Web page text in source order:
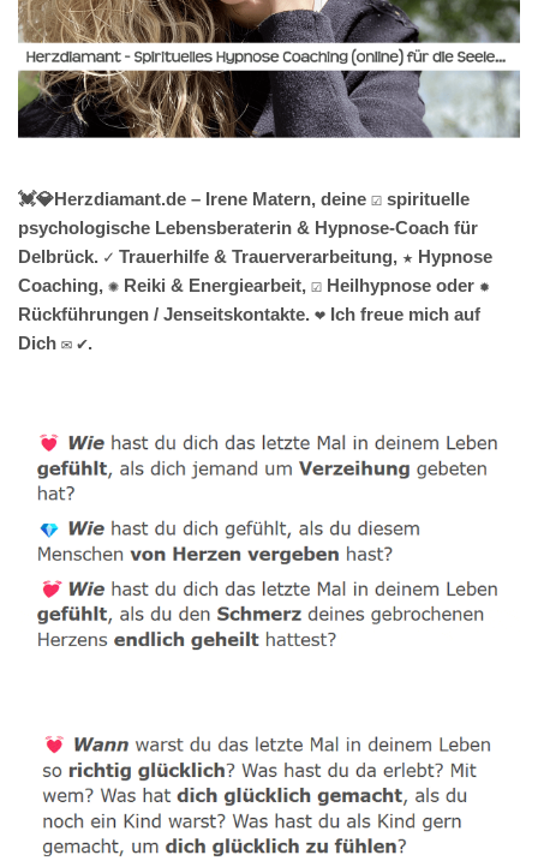
💓️💎Herzdiamant.de – Irene Matern, deine ☑️ spirituelle
psychologische Lebensberaterin & Hypnose-Coach für
Delbrück. ✓ Trauerhilfe & Trauerverarbeitung, ★ Hypnose
Coaching, ✺ Reiki & Energiearbeit, ☑️ Heilhypnose oder ✹
Rückführungen / Jenseitskontakte. ❤ Ich freue mich auf
Dich ✉ ✔.